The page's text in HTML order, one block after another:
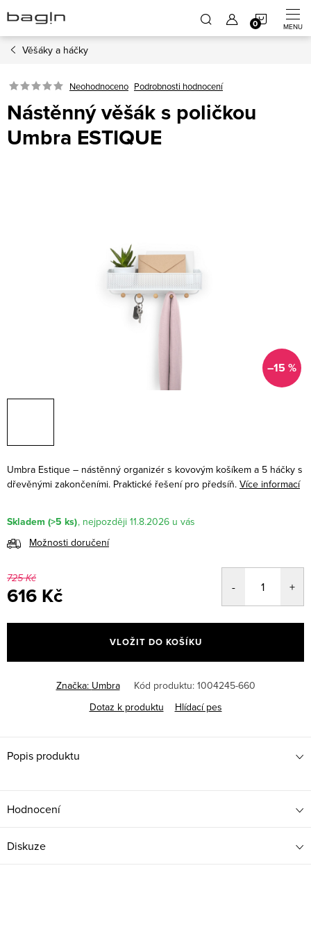
na
obsah
Věšáky a háčky
Neohodnoceno Podrobnosti hodnocení
Nástěnný věšák s poličkou
Umbra ESTIQUE
–15 %
Umbra Estique – nástěnný organizér s kovovým košíkem a 5 háčky s
dřevěnými zakončeními. Praktické řešení pro předsíň. Více informací
Skladem (>5 ks)
11.8.2026
Možnosti doručení
725 Kč
616 Kč
cena:
VLOŽIT DO KOŠÍKU
Značka: Umbra Kód produktu: 1004245-660
Dotaz k produktu
Hlídací pes
Popis produktu
Hodnocení
Diskuze